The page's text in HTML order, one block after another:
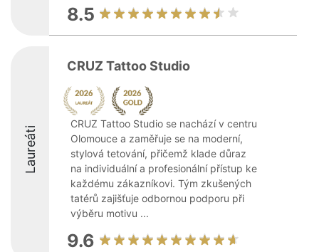
8.5
Laureáti
CRUZ Tattoo Studio
CRUZ Tattoo Studio se nachází v centru
Olomouce a zaměřuje se na moderní,
stylová tetování, přičemž klade důraz
na individuální a profesionální přístup ke
každému zákazníkovi. Tým zkušených
tatérů zajišťuje odbornou podporu při
výběru motivu ...
9.6